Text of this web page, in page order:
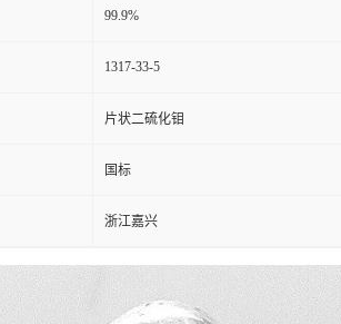
99.9%
1317-33-5
片状二硫化钼
国标
浙江嘉兴